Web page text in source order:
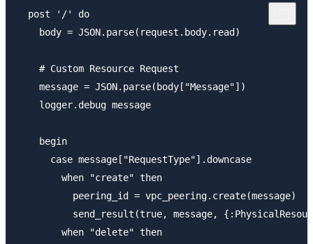
  post '/' do
    body = JSON.parse(request.body.read)
    # Custom Resource Request
    message = JSON.parse(body["Message"])
    logger.debug message
    begin
      case message["RequestType"].downcase
        when "create" then
          peering_id = vpc_peering.create(message)
send_result(true, message,
        when "delete" then